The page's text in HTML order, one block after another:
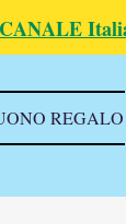
CANALE
REGALO